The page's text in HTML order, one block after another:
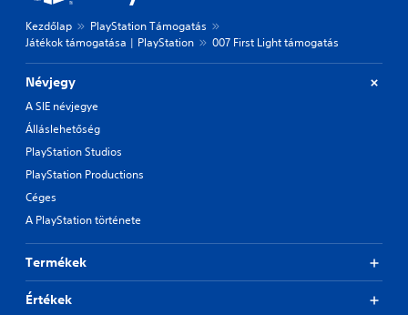
Kezdőlap
PlayStation Támogatás
Játékok támogatása | PlayStation
007 First Light támogatás
Névjegy
A SIE névjegye
Álláslehetőség
PlayStation Studios
PlayStation Productions
Céges
A PlayStation története
Termékek
Értékek